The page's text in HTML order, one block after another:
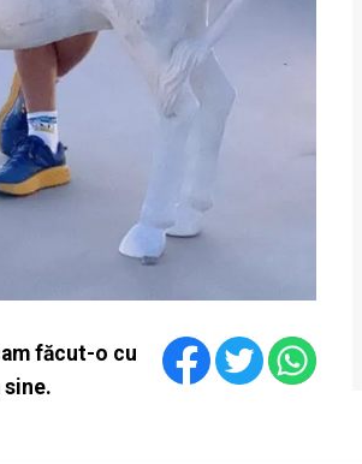
făcut-o cu